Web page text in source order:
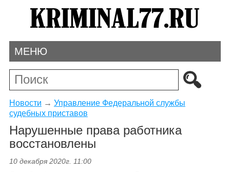
МЕНЮ
Новости → Управление Федеральной службы
судебных приставов
Нарушенные права работника
восстановлены
10 декабря 2020г. 11:00